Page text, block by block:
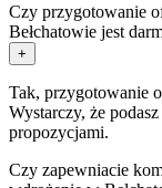
Czy przygotowanie
Bełchatowie jest
+
Tak, przygotowanie
Wystarczy, że
propozycjami.
Czy zapewniacie